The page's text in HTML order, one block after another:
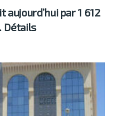
par 1 612
Détails